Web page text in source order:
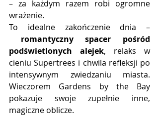
– za każdym razem robi ogromne
wrażenie.
To idealne zakończenie dnia –
romantyczny spacer pośród
podświetlonych alejek, relaks w
cieniu Supertrees i chwila refleksji po
intensywnym zwiedzaniu miasta.
Wieczorem Gardens by the Bay
pokazuje swoje zupełnie inne,
magiczne oblicze.